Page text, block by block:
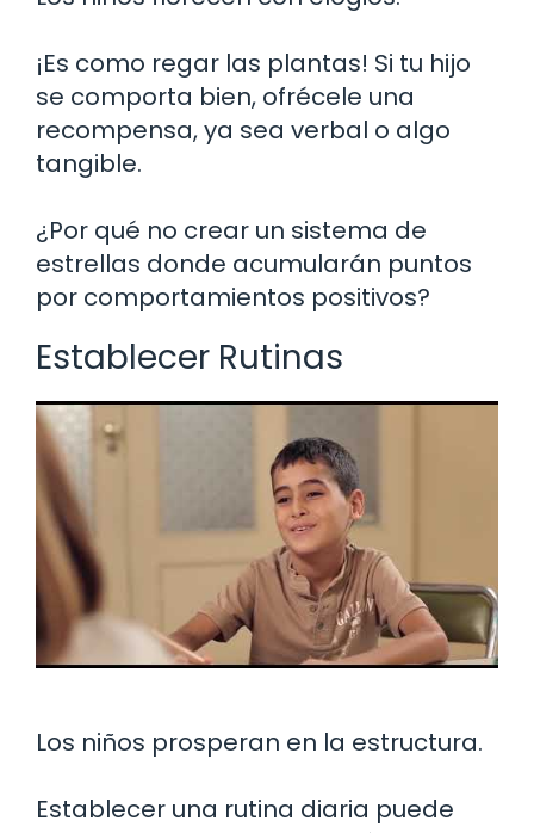
¡Es como regar las plantas! Si tu hijo
se comporta bien, ofrécele una
recompensa, ya sea verbal o algo
tangible.
¿Por qué no crear un sistema de
estrellas donde acumularán puntos
por comportamientos positivos?
Establecer Rutinas
Los niños prosperan en la estructura.
Establecer una rutina diaria puede